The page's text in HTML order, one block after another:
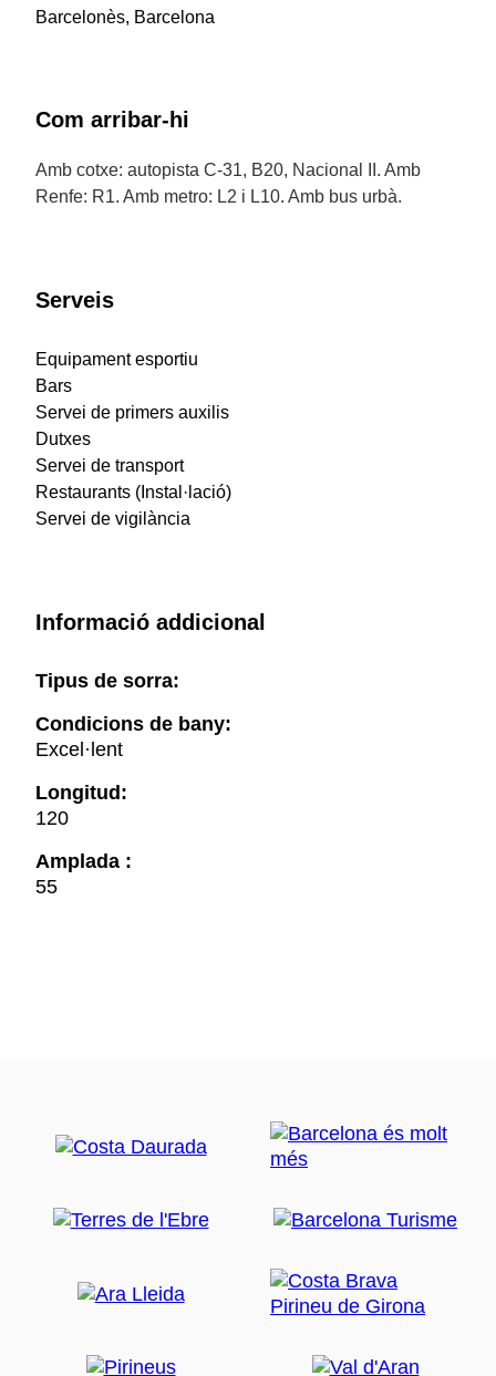
Barcelonès, Barcelona
Com arribar-hi
Amb cotxe: autopista C-31, B20, Nacional II. Amb
Renfe: R1. Amb metro: L2 i L10. Amb bus urbà.
Serveis
Equipament esportiu
Bars
Servei de primers auxilis
Dutxes
Servei de transport
Restaurants (Instal·lació)
Servei de vigilància
Informació addicional
Tipus de sorra:
Condicions de bany:
Excel·lent
Longitud:
120
Amplada :
55